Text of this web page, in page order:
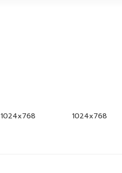
1024x768 1024x768